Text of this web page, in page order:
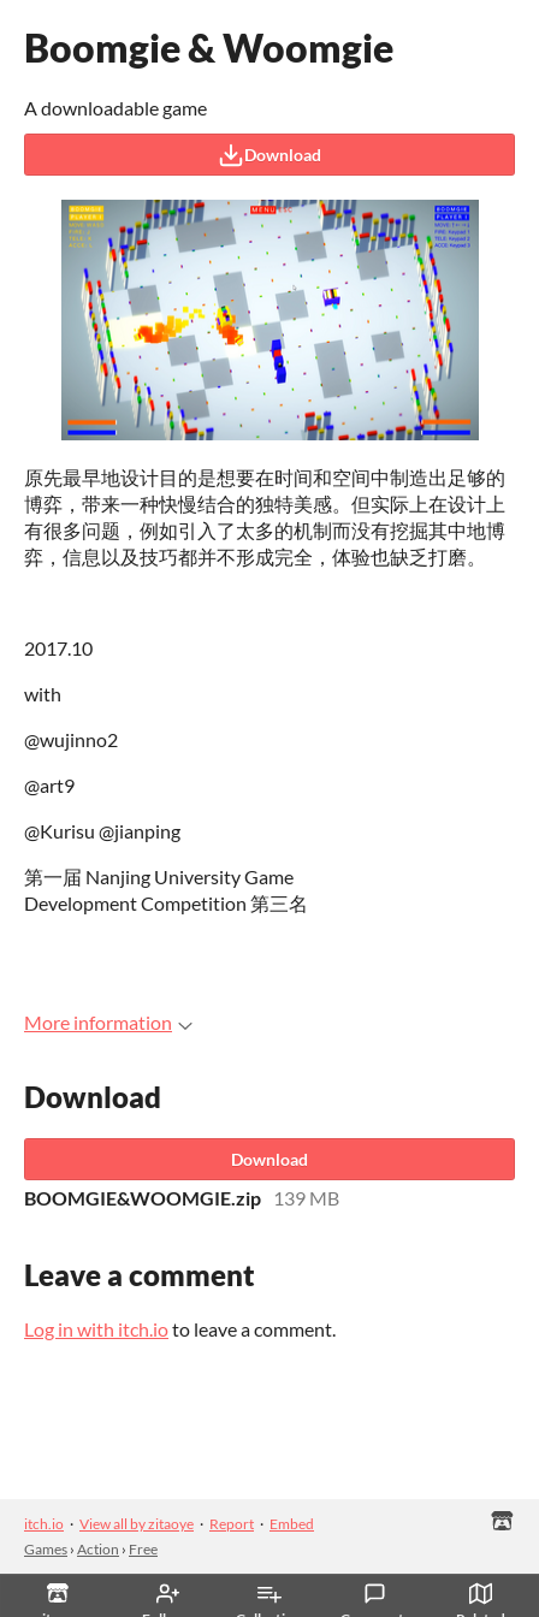
Boomgie & Woomgie
A downloadable game
Download
原先最早地设计目的是想要在时间和空间中制造出足够的
博弈，带来一种快慢结合的独特美感。但实际上在设计上
有很多问题，例如引入了太多的机制而没有挖掘其中地博
弈，信息以及技巧都并不形成完全，体验也缺乏打磨。
2017.10
with
@wujinno2
@art9
@Kurisu @jianping
第一届 Nanjing University Game
Development Competition 第三名
More information
Download
Download
BOOMGIE&WOOMGIE.zip 139 MB
Leave a comment
Log in with itch.ioto leave a comment.
itch.io · View all by zitaoye · Report · Embed
Games › Action › Free